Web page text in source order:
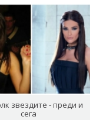
звездите - преди и
сега